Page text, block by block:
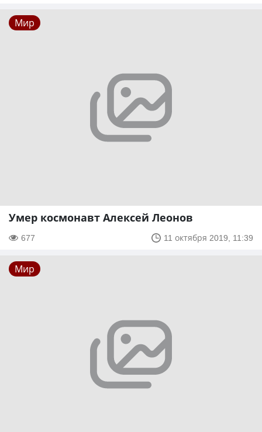
Мир
Умер космонавт Алексей Леонов
677 11 октября 2019, 11:39
Мир